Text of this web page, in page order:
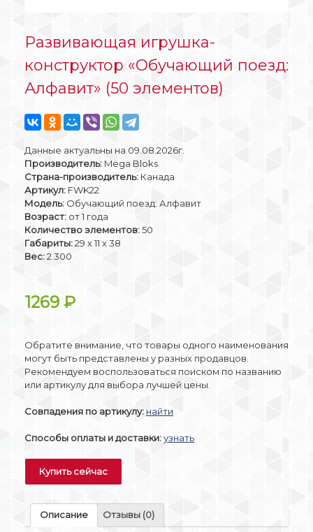
Развивающая игрушка-
конструктор «Обучающий поезд:
Алфавит» (50 элементов)
Данные актуальны на 09.08.2026г.
Производитель: Mega Bloks
Страна-производитель: Канада
Артикул: FWK22
Модель: Обучающий поезд: Алфавит
Возраст: от 1 года
Количество элементов:50
Габариты:29 x 11 x 38
Вес:2.300
1269 ₽
Обратите внимание, что товары одного наименования
могут быть представлены у разных продавцов.
Рекомендуем воспользоваться поиском по названию
или артикулу для выбора лучшей цены.
Совпадения по артикулу: найти
Способы оплаты и доставки:узнать
Купить сейчас
Описание Отзывы (0)